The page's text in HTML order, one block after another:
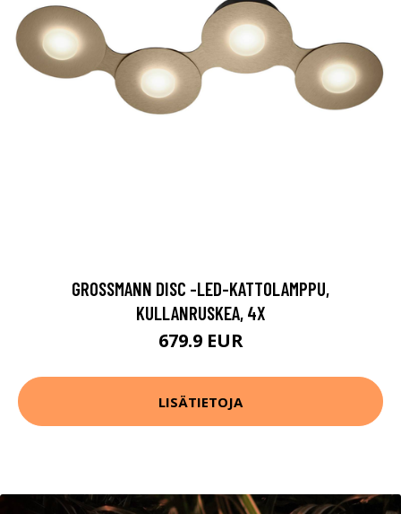
GROSSMANN DISC -LED-KATTOLAMPPU,
KULLANRUSKEA, 4X
679.9 EUR
LISÄTIETOJA